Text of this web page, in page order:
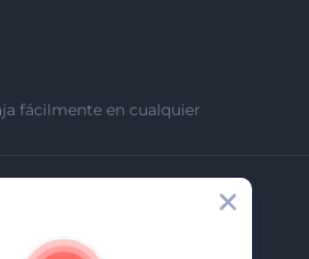
fácilmente en cualquier